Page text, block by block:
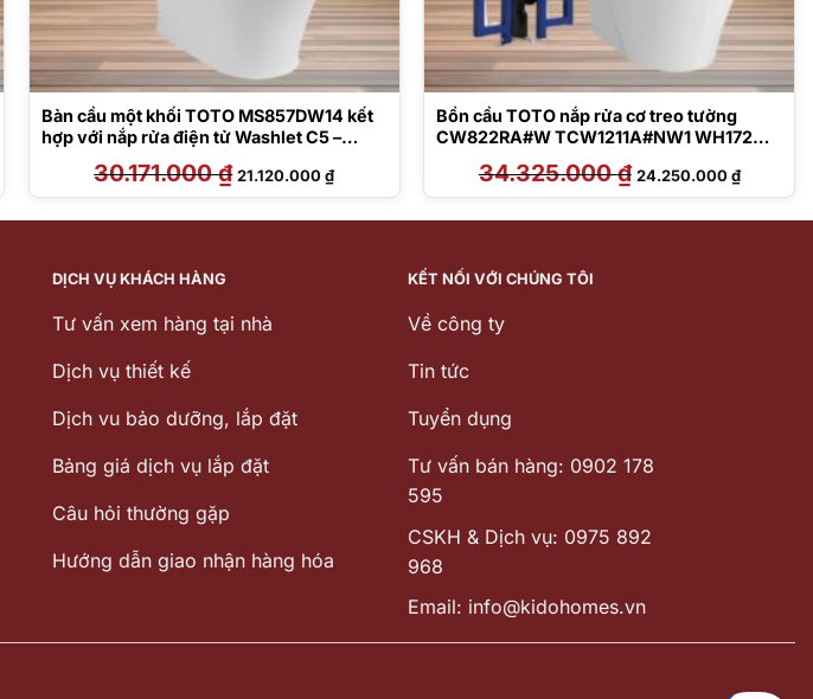
₫.
Bàn cầu một khối TOTO MS857DW14 kết
hợp với nắp rửa điện tử Washlet C5 –
30.171.000₫ Giá
gốc
là:
21.120.000₫Giá
hiện
tại
21.120.000 ₫.
Bồn cầu TOTO nắp rửa cơ treo tường
CW822RA#W TCW1211A#NW1 WH172A
34.325.000₫ Giá
gốc
là:
24.250.000₫Giá
hiện
tại
DỊCH VỤ KHÁCH HÀNG
Tư vấn xem hàng tại nhà
Dịch vụ thiết kế
Dịch vu bảo dưỡng, lắp đặt
Bảng giá dịch vụ lắp đặt
Câu hỏi thường gặp
Hướng dẫn giao nhận hàng hóa
KẾT NỐI VỚI CHÚNG TÔI
Về công ty
Tin tức
Tuyển dụng
Tư vấn bán hàng: 0902 178
595
CSKH & Dịch vụ: 0975 892
968
Email: info@kidohomes.vn